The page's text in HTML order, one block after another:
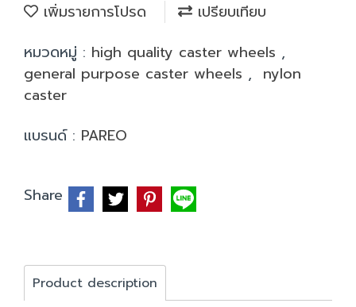
เพิ่มรายการโปรด
เปรียบเทียบ
หมวดหมู่ : high quality caster wheels ,
general purpose caster wheels , nylon
caster
แบรนด์ : PAREO
Share
Product description